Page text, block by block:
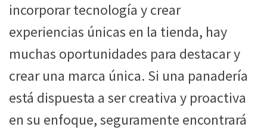
incorporar tecnología y crear
experiencias únicas en la tienda, hay
muchas oportunidades para destacar y
crear una marca única. Si una panadería
está dispuesta a ser creativa y proactiva
en su enfoque, seguramente encontrará